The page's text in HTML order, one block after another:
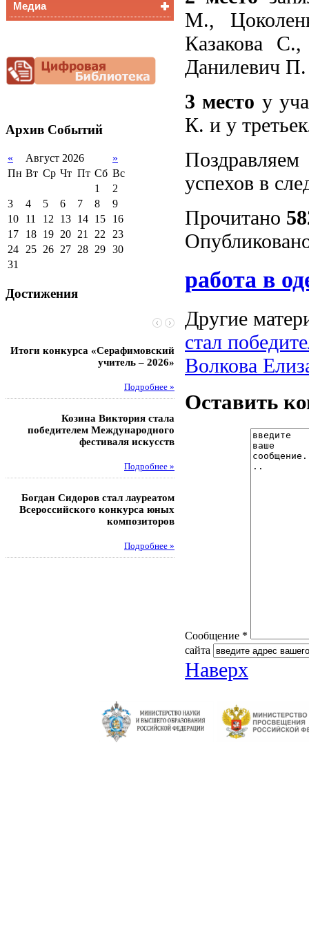
Снижение
документационной
нагрузки
Медиа
Архив Событий
« Август 2026
»
Пн Вт Ср Чт Пт Сб Вс
1
2
3
4 5 6 7 8
9
10
11 12 13 14 15
16
17
18 19 20 21 22 23
24 25 26 27 28 29 30
31
Достижения
Итоги конкурса «Серафимовский
учитель – 2026»
Подробнее »
Козина Виктория стала
победителем Международного
фестиваля искусств
Подробнее »
Богдан Сидоров стал лауреатом
Всероссийского конкурса юных
композиторов
Подробнее »
Чебаненко Глеб стал
областных
турнира
М.,
Казакова
Данилевич П.
3 место у
К. и у
успехов в
Прочитано
работа в
Другие
стал
Волкова
Оставить
Сообщение *
сайта
Наверх